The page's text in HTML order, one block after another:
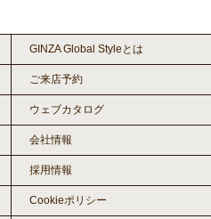
GINZA Global Styleとは
ご来店予約
ウェブカタログ
会社情報
採用情報
Cookieポリシー